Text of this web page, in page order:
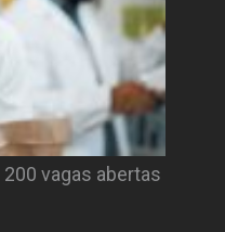
vagas abertas